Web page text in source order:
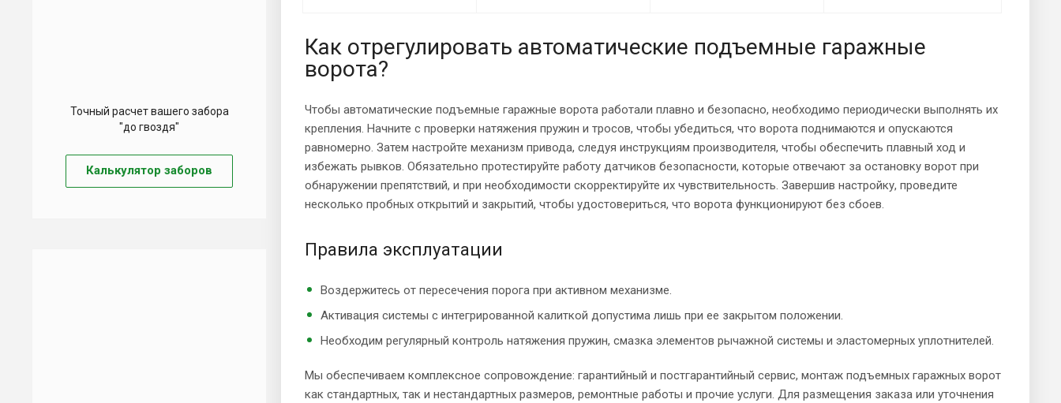
Как отрегулировать автоматические подъемные гаражные
ворота?
Чтобы автоматические подъемные гаражные ворота работали плавно и безопасно, необходимо периодически выполнять их
крепления. Начните с проверки натяжения пружин и тросов, чтобы убедиться, что ворота поднимаются и опускаются
равномерно. Затем настройте механизм привода, следуя инструкциям производителя, чтобы обеспечить плавный ход и
избежать рывков. Обязательно протестируйте работу датчиков безопасности, которые отвечают за остановку ворот при
обнаружении препятствий, и при необходимости скорректируйте их чувствительность. Завершив настройку, проведите
несколько пробных открытий и закрытий, чтобы удостовериться, что ворота функционируют без сбоев.
Правила эксплуатации
Воздержитесь от пересечения порога при активном механизме.
Активация системы с интегрированной калиткой допустима лишь при ее закрытом положении.
Необходим регулярный контроль натяжения пружин, смазка элементов рычажной системы и эластомерных уплотнителей.
Мы обеспечиваем комплексное сопровождение: гарантийный и постгарантийный сервис, монтаж подъемных гаражных ворот
как стандартных, так и нестандартных размеров, ремонтные работы и прочие услуги. Для размещения заказа или уточнения
Точный расчет вашего забора
"до гвоздя"
Калькулятор заборов